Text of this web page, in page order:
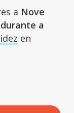
a Nove
a
en